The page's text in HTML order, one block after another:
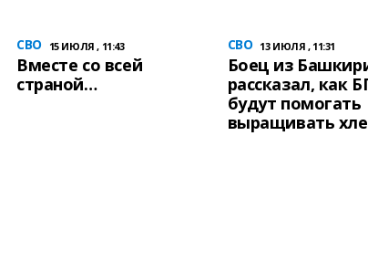
СВО 15 ИЮЛЯ , 11:43
Вместе со всей
страной…
СВО 13 ИЮЛЯ , 11:31
Боец из
рассказал, как
будут помогать
выращивать